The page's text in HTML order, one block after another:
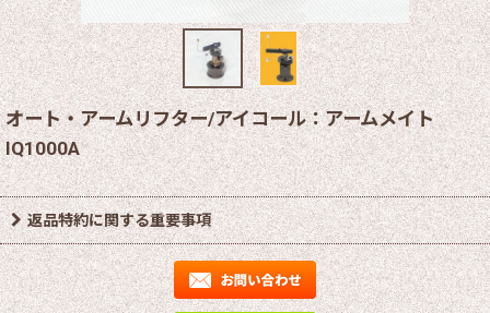
オート・アームリフター/アイコール：アームメイト
IQ1000A
返品特約に関する重要事項